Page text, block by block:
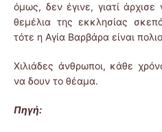
όμως, δεν έγινε, γιατί άρχισε
θεμέλια της εκκλησίας
τότε η Αγία Βαρβάρα είναι
Χιλιάδες άνθρωποι, κάθε
να δουν το θέαμα.
Πηγή: